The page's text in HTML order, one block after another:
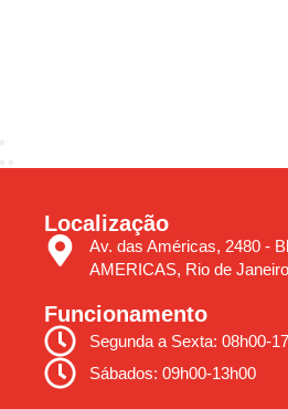
Localização
Av. das Américas, 2480 -
AMERICAS, Rio de
Funcionamento
Segunda a Sexta: 08h00-
Sábados: 09h00-13h00